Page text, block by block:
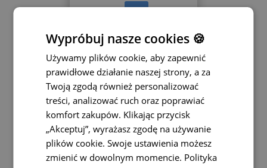
Wypróbuj nasze cookies 🍪
Używamy plików cookie, aby zapewnić
prawidłowe działanie naszej strony, a za
Twoją zgodą również personalizować
treści, analizować ruch oraz poprawiać
komfort zakupów. Klikając przycisk
„Akceptuj”, wyrażasz zgodę na używanie
plików cookie. Swoje ustawienia możesz
zmienić w dowolnym momencie. Polityka